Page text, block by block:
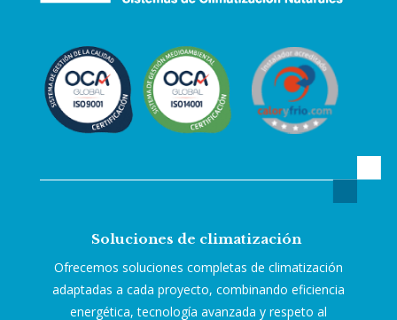
Soluciones de climatización
Ofrecemos soluciones completas de climatización
adaptadas a cada proyecto, combinando eficiencia
energética, tecnología avanzada y respeto al